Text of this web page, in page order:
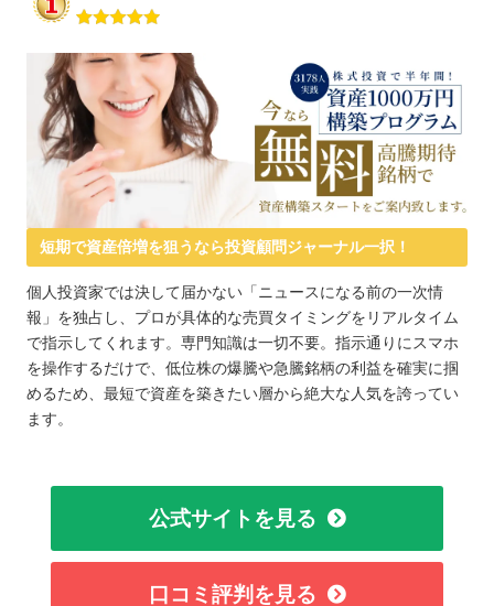
短期で資産倍増を狙うなら投資顧問ジャーナル一択！
個人投資家では決して届かない「ニュースになる前の一次情
報」を独占し、プロが具体的な売買タイミングをリアルタイム
で指示してくれます。専門知識は一切不要。指示通りにスマホ
を操作するだけで、低位株の爆騰や急騰銘柄の利益を確実に掴
めるため、最短で資産を築きたい層から絶大な人気を誇ってい
ます。
公式サイトを見る
口コミ評判を見る